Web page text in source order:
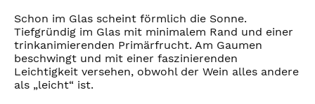
Schon im Glas scheint förmlich die Sonne.
Tiefgründig im Glas mit minimalem Rand und einer
trinkanimierenden Primärfrucht. Am Gaumen
beschwingt und mit einer faszinierenden
Leichtigkeit versehen, obwohl der Wein alles andere
als „leicht“ ist.